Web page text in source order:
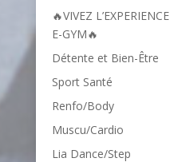
🔥VIVEZ L’EXPERIENCE
E-GYM🔥
Détente et Bien-Être
Sport Santé
Renfo/Body
Muscu/Cardio
Lia Dance/Step